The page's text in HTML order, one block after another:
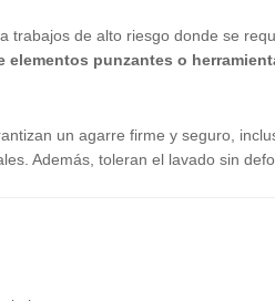
trabajos de alto riesgo donde se
elementos punzantes o
un agarre firme y seguro,
Además, toleran el lavado sin